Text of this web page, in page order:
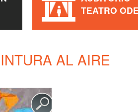
AL AIRE
TEATRO